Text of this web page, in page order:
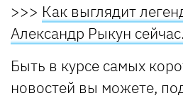
>>> Как выглядит
Александр Рыкун
Быть в курсе самых
новостей вы можете,